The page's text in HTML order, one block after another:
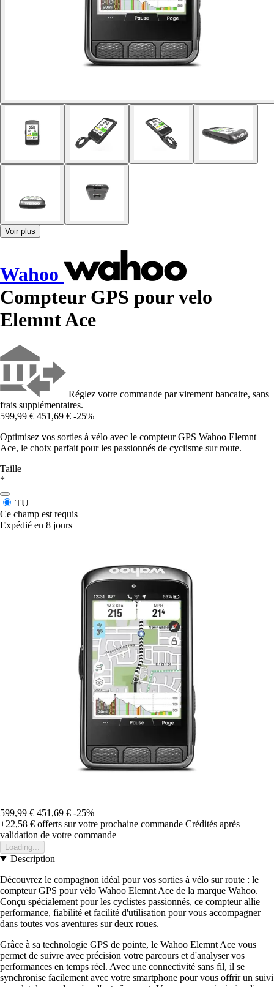
Voir plus
Wahoo
Compteur GPS pour velo
Elemnt Ace
Réglez votre commande par virement bancaire, sans
frais supplémentaires.
599,99 € 451,69 € -25%
Optimisez vos sorties à vélo avec le compteur GPS Wahoo Elemnt
Ace, le choix parfait pour les passionnés de cyclisme sur route.
Taille
*
TU
Ce champ est requis
Expédié en 8 jours
599,99 € 451,69 € -25%
+22,58 € offerts sur votre prochaine commande Crédités après
validation de votre commande
Loading...
Description
Découvrez le compagnon idéal pour vos sorties à vélo sur route : le
compteur GPS pour vélo Wahoo Elemnt Ace de la marque Wahoo.
Conçu spécialement pour les cyclistes passionnés, ce compteur allie
performance, fiabilité et facilité d'utilisation pour vous accompagner
dans toutes vos aventures sur deux roues.
Grâce à sa technologie GPS de pointe, le Wahoo Elemnt Ace vous
permet de suivre avec précision votre parcours et d'analyser vos
performances en temps réel. Avec une connectivité sans fil, il se
synchronise facilement avec votre smartphone pour vous offrir un suivi